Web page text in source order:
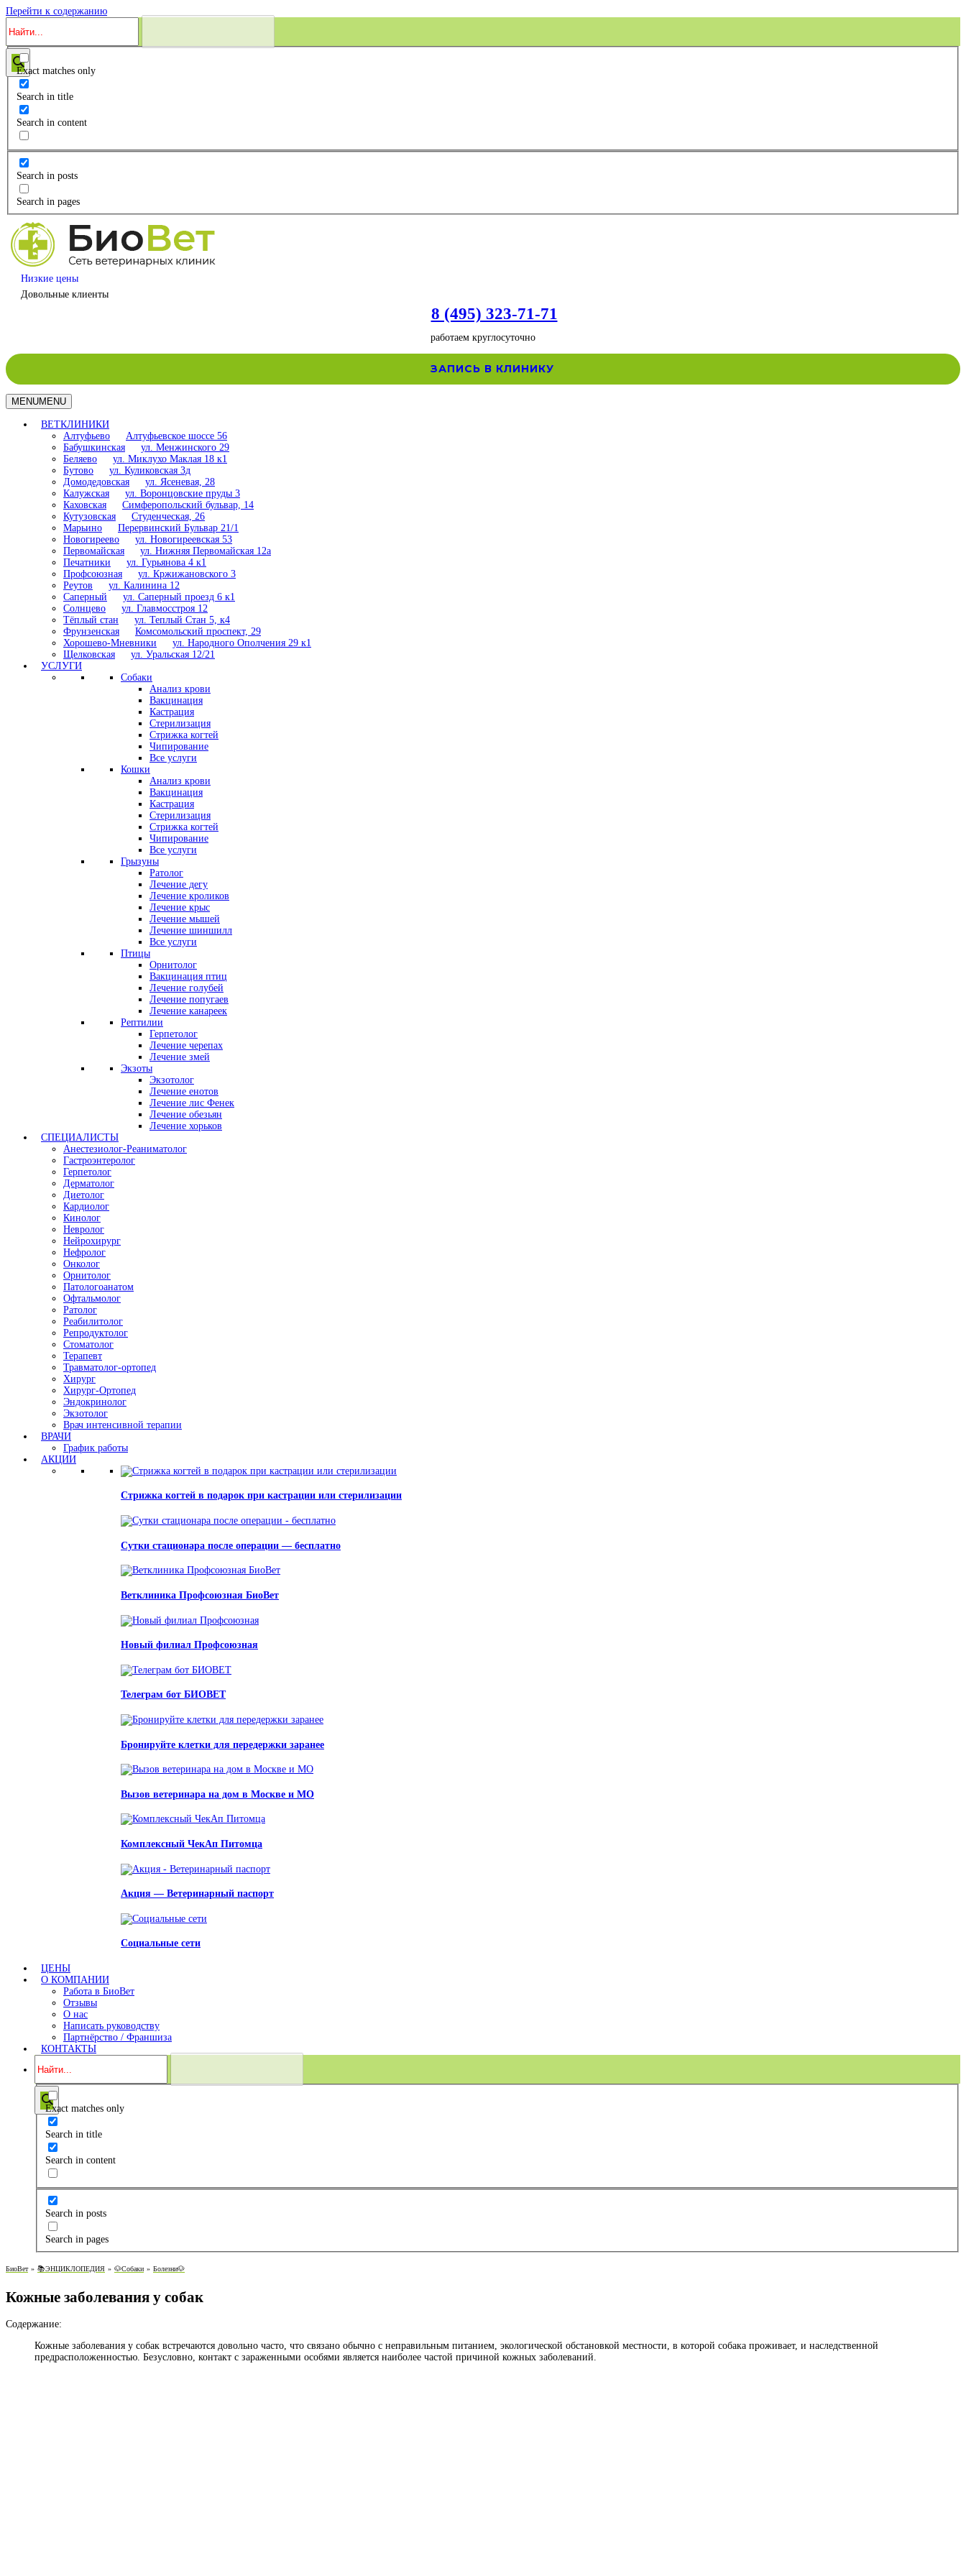
Перейти к содержанию
Exact matches only
Search in title
Search in content
Search in posts
Search in pages
Низкие цены
Довольные клиенты
8 (495) 323-71-71
работаем круглосуточно
ЗАПИСЬ В КЛИНИКУ
MENUMENU
ВЕТКЛИНИКИ
Алтуфьево
Алтуфьевское шоссе 56
Бабушкинская
ул. Менжинского 29
Беляево
ул. Миклухо Маклая 18 к1
Бутово
ул. Куликовская 3д
Домодедовская
ул. Ясеневая, 28
Калужская
ул. Воронцовские пруды 3
Каховская
Симферопольский бульвар, 14
Кутузовская
Студенческая, 26
Марьино
Перервинский Бульвар 21/1
Новогиреево
ул. Новогиреевская 53
Первомайская
ул. Нижняя Первомайская 12а
Печатники
ул. Гурьянова 4 к1
Профсоюзная
ул. Кржижановского 3
Реутов
ул. Калинина 12
Саперный
ул. Саперный проезд 6 к1
Солнцево
ул. Главмосстроя 12
Тёплый стан
ул. Теплый Стан 5, к4
Фрунзенская
Комсомольский проспект, 29
Хорошево-Мневники
ул. Народного Ополчения 29 к1
Щелковская
ул. Уральская 12/21
УСЛУГИ
Собаки
Анализ крови
Вакцинация
Кастрация
Стерилизация
Стрижка когтей
Чипирование
Все услуги
Кошки
Анализ крови
Вакцинация
Кастрация
Стерилизация
Стрижка когтей
Чипирование
Все услуги
Грызуны
Ратолог
Лечение дегу
Лечение кроликов
Лечение крыс
Лечение мышей
Лечение шиншилл
Все услуги
Птицы
Орнитолог
Вакцинация птиц
Лечение голубей
Лечение попугаев
Лечение канареек
Рептилии
Герпетолог
Лечение черепах
Лечение змей
Экзоты
Экзотолог
Лечение енотов
Лечение лис Фенек
Лечение обезьян
Лечение хорьков
СПЕЦИАЛИСТЫ
Анестезиолог-Реаниматолог
Гастроэнтеролог
Герпетолог
Дерматолог
Диетолог
Кардиолог
Кинолог
Невролог
Нейрохирург
Нефролог
Онколог
Орнитолог
Патологоанатом
Офтальмолог
Ратолог
Реабилитолог
Репродуктолог
Стоматолог
Терапевт
Травматолог-ортопед
Хирург
Хирург-Ортопед
Эндокринолог
Экзотолог
Врач интенсивной терапии
ВРАЧИ
График работы
АКЦИИ
Стрижка когтей в подарок при кастрации или стерилизации
Сутки стационара после операции — бесплатно
Ветклиника Профсоюзная БиоВет
Новый филиал Профсоюзная
Телеграм бот БИОВЕТ
Бронируйте клетки для передержки заранее
Вызов ветеринара на дом в Москве и МО
Комплексный ЧекАп Питомца
Акция — Ветеринарный паспорт
Социальные сети
ЦЕНЫ
О КОМПАНИИ
Работа в БиоВет
Отзывы
О нас
Написать руководству
Партнёрство / Франшиза
КОНТАКТЫ
Exact matches only
Search in title
Search in content
Search in posts
Search in pages
БиоВет » 📚ЭНЦИКЛОПЕДИЯ » 🐶Собаки » Болезни🐶
Кожные заболевания у собак
Содержание:
Кожные заболевания у собак встречаются довольно часто, что связано обычно с неправильным питанием, экологической обстановкой местности, в которой собака проживает, и наследственной
предрасположенностью. Безусловно, контакт с зараженными особями является наиболее частой причиной кожных заболеваний.